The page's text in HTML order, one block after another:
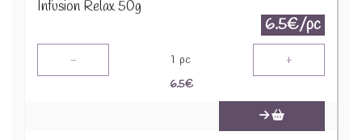
Infusion Relax 50g
6.5€/pc
- 1 pc +
6.5€